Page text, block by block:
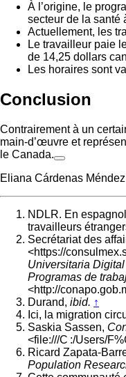
À l’origine, le
secteur de la santé
Actuellement, les
Le travailleur paie
de 14,25 dollars
Les horaires sont
Conclusion
Contrairement à un
main-d’œuvre et
le Canada.
R
e
e
t
e
r
m
:
E
l
i
a
n
Eliana Cárdenas
NDLR. En
travailleurs
Secrétariat des
<https://
Universitaria
Programas de
<http://
Durand, ibid. ↑
Ici, la migration
Saskia Sassen,
<file:///C :/Users/
Ricard Zapata-
Population